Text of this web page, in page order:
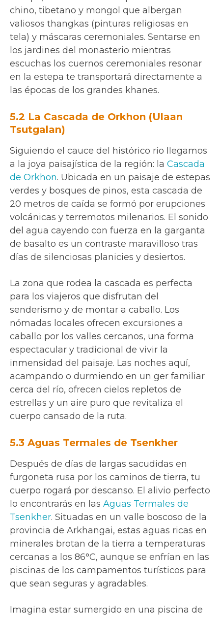
chino, tibetano y mongol que albergan
valiosos thangkas (pinturas religiosas en
tela) y máscaras ceremoniales. Sentarse en
los jardines del monasterio mientras
escuchas los cuernos ceremoniales resonar
en la estepa te transportará directamente a
las épocas de los grandes khanes.
5.2 La Cascada de Orkhon (Ulaan
Tsutgalan)
Siguiendo el cauce del histórico río llegamos
a la joya paisajística de la región: la Cascada
de Orkhon. Ubicada en un paisaje de estepas
verdes y bosques de pinos, esta cascada de
20 metros de caída se formó por erupciones
volcánicas y terremotos milenarios. El sonido
del agua cayendo con fuerza en la garganta
de basalto es un contraste maravilloso tras
días de silenciosas planicies y desiertos.
La zona que rodea la cascada es perfecta
para los viajeros que disfrutan del
senderismo y de montar a caballo. Los
nómadas locales ofrecen excursiones a
caballo por los valles cercanos, una forma
espectacular y tradicional de vivir la
inmensidad del paisaje. Las noches aquí,
acampando o durmiendo en un ger familiar
cerca del río, ofrecen cielos repletos de
estrellas y un aire puro que revitaliza el
cuerpo cansado de la ruta.
5.3 Aguas Termales de Tsenkher
Después de días de largas sacudidas en
furgoneta rusa por los caminos de tierra, tu
cuerpo rogará por descanso. El alivio perfecto
lo encontrarás en las Aguas Termales de
Tsenkher. Situadas en un valle boscoso de la
provincia de Arkhangai, estas aguas ricas en
minerales brotan de la tierra a temperaturas
cercanas a los 86°C, aunque se enfrían en las
piscinas de los campamentos turísticos para
que sean seguras y agradables.
Imagina estar sumergido en una piscina de